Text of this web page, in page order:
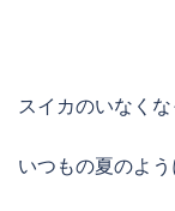
スイカのいなくな
いつもの夏のよう